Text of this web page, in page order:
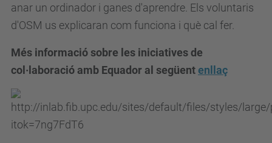
e
v
m
e
n
anar un ordinador i ganes d'aprendre. Els voluntaris
d'OSM us explicaran com funciona i què cal fer.
Més informació sobre les iniciatives de
col·laboració amb Equador al següentenllaç